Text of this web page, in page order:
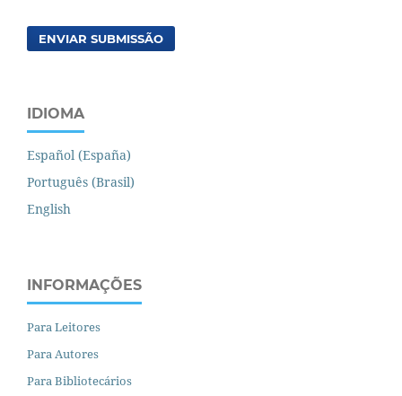
ENVIAR SUBMISSÃO
IDIOMA
Español (España)
Português (Brasil)
English
INFORMAÇÕES
Para Leitores
Para Autores
Para Bibliotecários